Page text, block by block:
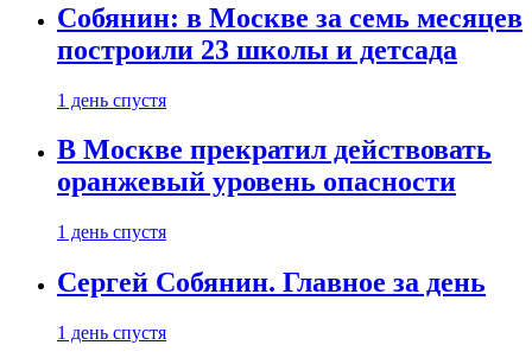
Собянин: в Москве за семь месяцев
построили 23 школы и детсада
1 день спустя
В Москве прекратил действовать
оранжевый уровень опасности
1 день спустя
Сергей Собянин. Главное за день
1 день спустя